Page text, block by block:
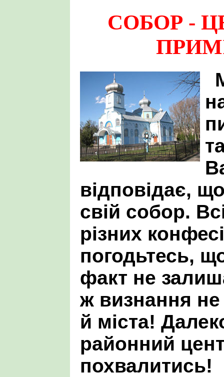
СОБОР -
відповідає,
свій собор.
різних
погодьтесь,
факт не
ж визнання не
й міста!
районний
похвалитись!